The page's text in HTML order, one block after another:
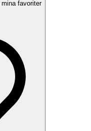
favoriter